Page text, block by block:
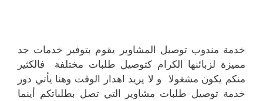
خدمة مندوب توصيل المشاوير يقوم بتوفير خدمات جد
مميزة لزبائنها الكرام كتوصيل طلبات مختلفة فالكثير
منكم يكون مشغولا و لا يريد اهدار الوقت وهنا يأتي دور
خدمة توصيل طلبات مشاوير التي تصل بطلباتكم أينما